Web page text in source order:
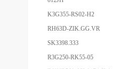
K3G355-RS02-H2
RH63D-ZIK.GG.VR
SK3398.333
R3G250-RK55-05